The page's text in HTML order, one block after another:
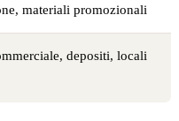
materiali promozionali
depositi, locali